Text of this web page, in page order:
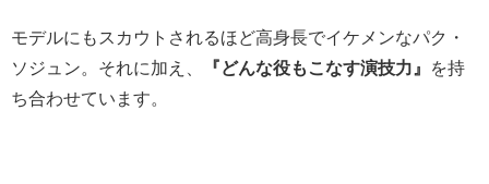
モデルにもスカウトされるほど高身長でイケメンなパク・
ソジュン。それに加え、
『どんな役もこなす演技力』
を持
ち合わせています。